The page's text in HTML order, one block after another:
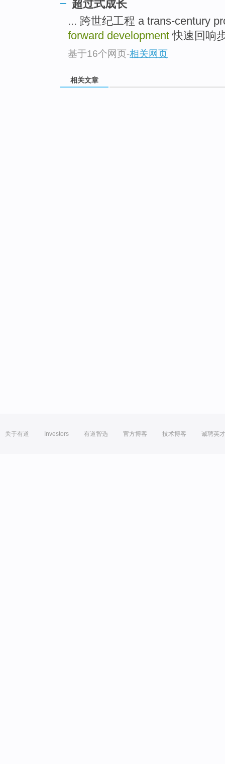
超过式成长
... 跨世纪工程 a trans-century
forward development 快速回响
基于16个网页-相关网页
相关文章
关于有道 Investors 有道智选 官方博客 技术博客 诚聘英才